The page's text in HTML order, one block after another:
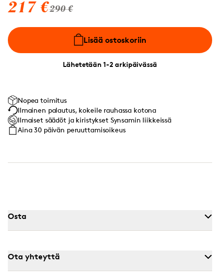
217 €290 €
Lisää ostoskoriin
Lähetetään 1-2 arkipäivässä
Nopea toimitus
Ilmainen palautus, kokeile rauhassa kotona
Ilmaiset säädöt ja kiristykset Synsamin liikkeissä
Aina 30 päivän peruuttamisoikeus
Osta
Ota yhteyttä